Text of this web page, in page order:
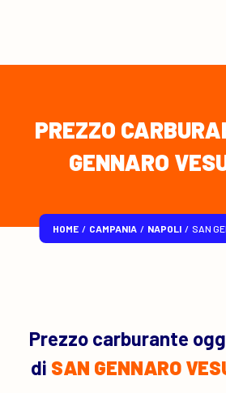
PREZZO
GENNARO
HOME / CAMPANIA / NAPOLI / SAN
Prezzo carburante
di SAN GENNARO